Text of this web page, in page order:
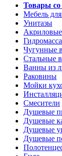
Товары со
Мебель
Унитазы
Чугунные
Стальные
Ванны из
Раковины
Мойки
Смесители
Душевые
Душевые
Душевые
Душевые